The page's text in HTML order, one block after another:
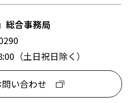
総合事務局
（土日祝日除く）
問い合わせ